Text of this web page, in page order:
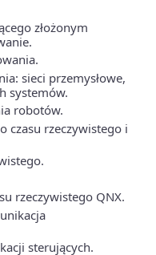
złożonym
sieci przemysłowe,
systemów.
robotów.
czasu rzeczywistego i
rzeczywistego QNX.
sterujących.